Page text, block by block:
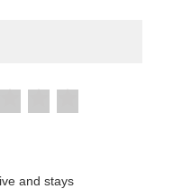
and stays